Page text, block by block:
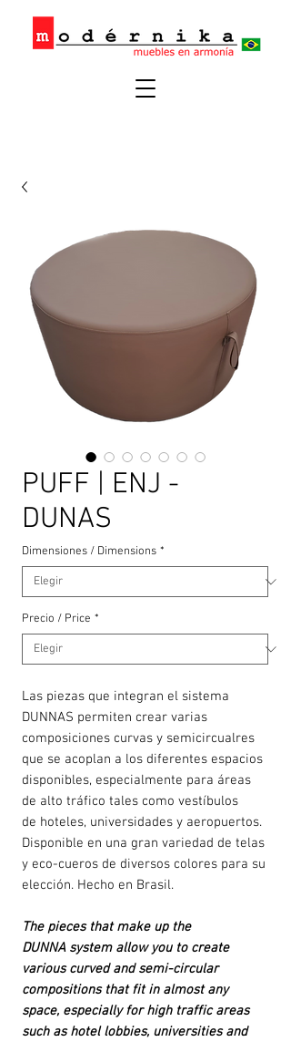
PUFF | ENJ -
DUNAS
Dimensiones / Dimensions *
Precio / Price *
Las piezas que integran el sistema
DUNNAS permiten crear varias
composiciones curvas y semicircualres
que se acoplan a los diferentes espacios
disponibles, especialmente para áreas
de alto tráfico tales como vestíbulos
de hoteles, universidades y aeropuertos.
Disponible en una gran variedad de telas
y eco-cueros de diversos colores para su
elección. Hecho en Brasil.
The pieces that make up the
DUNNA system allow you to create
various curved and semi-circular
compositions that fit in almost any
space, especially for high traffic areas
such as hotel lobbies, universities and